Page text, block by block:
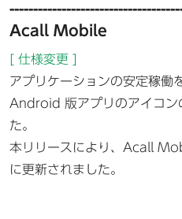
Acall Mobile
[ 仕様変更 ]
アプリケーションの安定稼働
Android 版アプリのアイコン
た。
本リリースにより、Acall
に更新されました。